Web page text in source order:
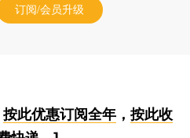
订阅/会员升级
按此优惠订阅全年， 按此收